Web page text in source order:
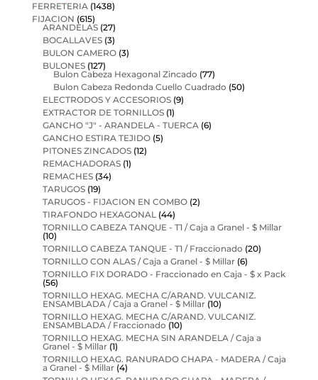
FERRETERIA (1438)
FIJACION (615)
ARANDELAS (27)
BOCALLAVES (3)
BULON CAMERO (3)
BULONES (127)
Bulon Cabeza Hexagonal Zincado (77)
Bulon Cabeza Redonda Cuello Cuadrado (50)
ELECTRODOS Y ACCESORIOS (9)
EXTRACTOR DE TORNILLOS (1)
GANCHO "J" - ARANDELA - TUERCA (6)
GANCHO ESTIRA TEJIDO (5)
PITONES ZINCADOS (12)
REMACHADORAS (1)
REMACHES (34)
TARUGOS (19)
TARUGOS - FIJACION EN COMBO (2)
TIRAFONDO HEXAGONAL (44)
TORNILLO CABEZA TANQUE - T1 / Caja a Granel - $ Millar
(10)
TORNILLO CABEZA TANQUE - T1 / Fraccionado (20)
TORNILLO CON ALAS / Caja a Granel - $ Millar (6)
TORNILLO FIX DORADO - Fraccionado en Caja - $ x Pack
(56)
TORNILLO HEXAG. MECHA C/ARAND. VULCANIZ.
ENSAMBLADA / Caja a Granel - $ Millar (10)
TORNILLO HEXAG. MECHA C/ARAND. VULCANIZ.
ENSAMBLADA / Fraccionado (10)
TORNILLO HEXAG. MECHA SIN ARANDELA / Caja a
Granel - $ Millar (1)
TORNILLO HEXAG. RANURADO CHAPA - MADERA / Caja
a Granel - $ Millar (4)